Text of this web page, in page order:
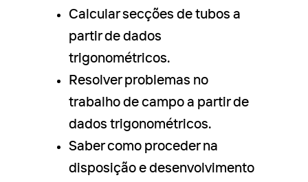
Calcular secções de tubos a
partir de dados
trigonométricos.
Resolver problemas no
trabalho de campo a partir de
dados trigonométricos.
Saber como proceder na
disposição e desenvolvimento